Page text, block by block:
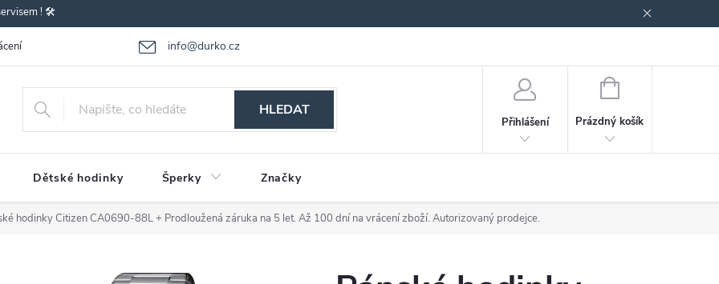
! 🛠️
info@durko.cz
- výměna zboží Reklamace zboží Obchodní podmínky
HLEDAT
Přihlášení
NÁKUPNÍ
Prázdný košík
Dětské hodinky Šperky Značky
hodinky Citizen CA0690-88L+ Prodloužená záruka na 5 let. Až 100 dní na vrácení zboží. Autorizovaný prodejce.